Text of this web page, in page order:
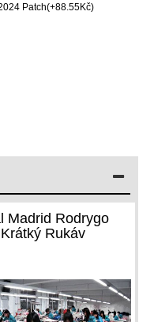
Patch(+88.55Kč)
Madrid Rodrygo
Rukáv